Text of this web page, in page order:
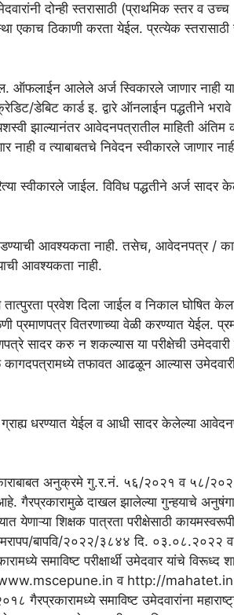
दोन्ही स्तरासाठी (प्राथमिक स्तर व उच्च
एकाच ठिकाणी करता येईल. प्रत्येक
ऑफलाईन आलेले अर्ज स्विकारले जाणार नाही
डेबिट कार्ड इ. द्वारे ऑनलाईन पद्धतीने
झाल्यानंतर आवेदनपत्रातील माहिती अंतिम
व त्याबाबतचे निवेदन स्वीकारले जाणार
स्वीकारले जाईल. विविध पद्धतीने अर्ज सादर
आवश्यकता नाही. तसेच, आवेदनपत्र /
आवश्यकता नाही.
तात्पुरता प्रवेश दिला जाईल व निकाल घोषित
प्रमाणपत्र वितरणाच्या वेळी करण्यात येईल.
सादर करु न शकल्यास या परीक्षेची उमेदवारी
तफावत आढळून आल्यास उमेदवारी
धरण्यात येईल व आधी सादर केलेल्या
अनुक्रमे गु.र.नं. ५६/२०२१ व ५८/
गैरप्रकारामुळे दाखल झालेल्या गुन्हयाचे
येणाऱ्या शिक्षक पात्रता परीक्षेसाठी कायमस्वरूपी
मरापप/बापवि/२०२२/३८४४ दि. ०३.०८.२०२२
समाविष्ट परीक्षार्थी उमेदवार यांचे विरूध्द
www.mscepune.in व http://mahatet.in
समाविष्ट उमेदवारांना